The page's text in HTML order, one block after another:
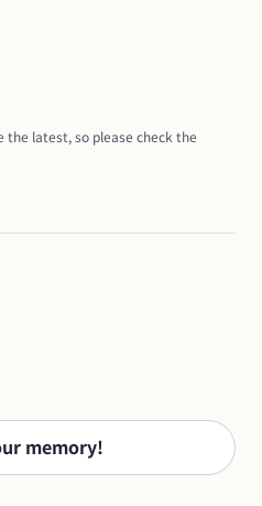
latest, so please check the
memory!